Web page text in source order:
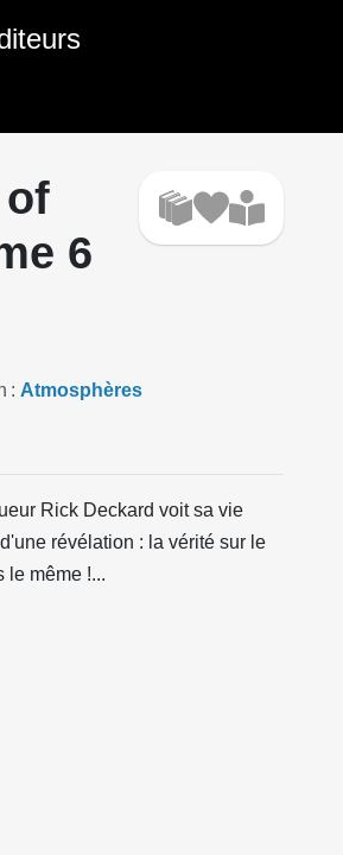
6
Atmosphères
Rick Deckard voit sa vie
révélation : la vérité sur le
le même !...